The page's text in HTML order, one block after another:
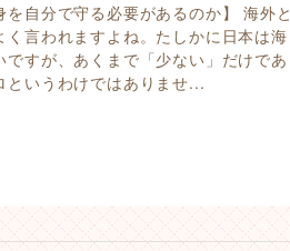
を自分で守る必要があるのか】 海外と
言われますよね。たしかに日本は海
すが、あくまで「少ない」だけであ
というわけではありませ...